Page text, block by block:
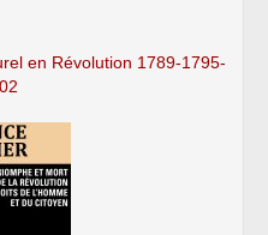
en Révolution 1789-1795-